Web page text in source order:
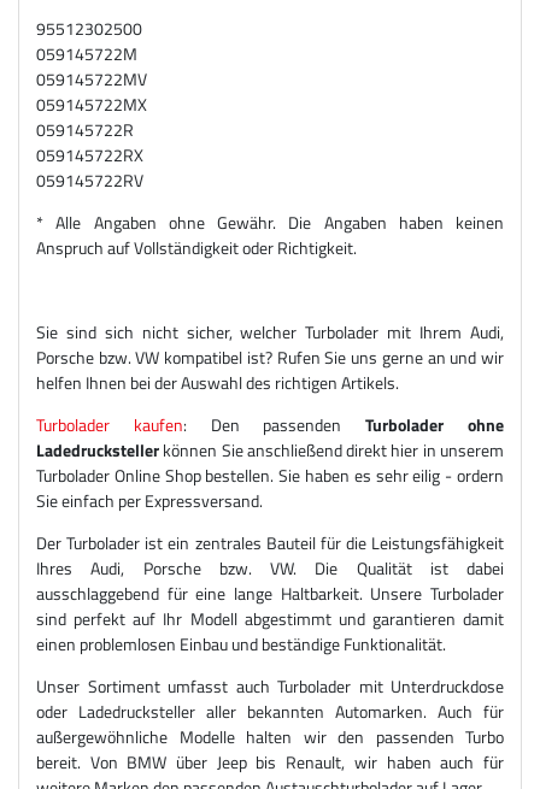
95512302500
059145722M
059145722MV
059145722MX
059145722R
059145722RX
059145722RV
* Alle Angaben ohne Gewähr. Die Angaben haben keinen
Anspruch auf Vollständigkeit oder Richtigkeit.
Sie sind sich nicht sicher, welcher Turbolader mit Ihrem Audi,
Porsche bzw. VW kompatibel ist? Rufen Sie uns gerne an und wir
helfen Ihnen bei der Auswahl des richtigen Artikels.
Turbolader kaufen: Den passendenTurbolader ohne
Ladedruckstellerkönnen Sie anschließend direkt hier in unserem
Turbolader Online Shop bestellen. Sie haben es sehr eilig - ordern
Sie einfach per Expressversand.
Der Turbolader ist ein zentrales Bauteil für die Leistungsfähigkeit
Ihres Audi, Porsche bzw. VW. Die Qualität ist dabei
ausschlaggebend für eine lange Haltbarkeit. Unsere Turbolader
sind perfekt auf Ihr Modell abgestimmt und garantieren damit
einen problemlosen Einbau und beständige Funktionalität.
Unser Sortiment umfasst auch Turbolader mit Unterdruckdose
oder Ladedrucksteller aller bekannten Automarken. Auch für
außergewöhnliche Modelle halten wir den passenden Turbo
bereit. Von BMW über Jeep bis Renault, wir haben auch für